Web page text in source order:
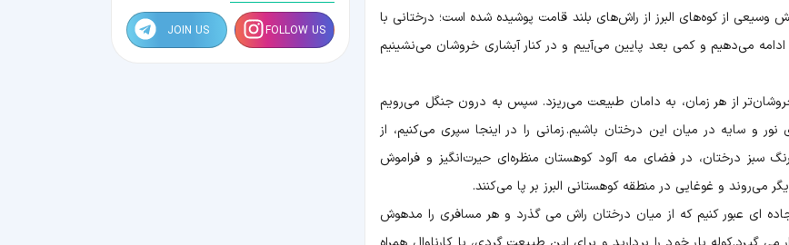
از کوه‌های البرز از راش‌های بلند قامت پوشیده شده‌ است؛ درختانی با
می‌دهیم و کمی بعد پایین می‌آییم و در کنار آبشاری خروشان می‌نشینیم
از هر زمان، به دامان طبیعت می‌ریزد. سپس به درون جنگل می‌رویم
و سایه در میان این درختان باشیم. زمانی را در اینجا سپری می‌کنیم، از
رنگ سبز درختان، در فضای مه آلود کوهستان منظره‌ای حیرت‌انگیز و فراموش
می‌روند و غوغایی در منطقه کوهستانی البرز بر پا می‌کنند.
ای عبور کنیم که از میان درختان راش می گذرد و هر مسافری را مدهوش
FOLLOW US
JOIN US